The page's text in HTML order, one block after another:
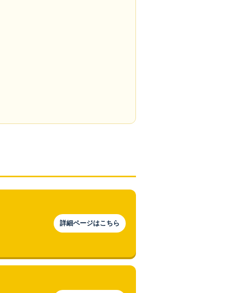
詳細ページはこちら